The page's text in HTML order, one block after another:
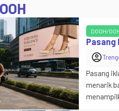
DOOH/
Pasang
account_circle
Pasang
menarik